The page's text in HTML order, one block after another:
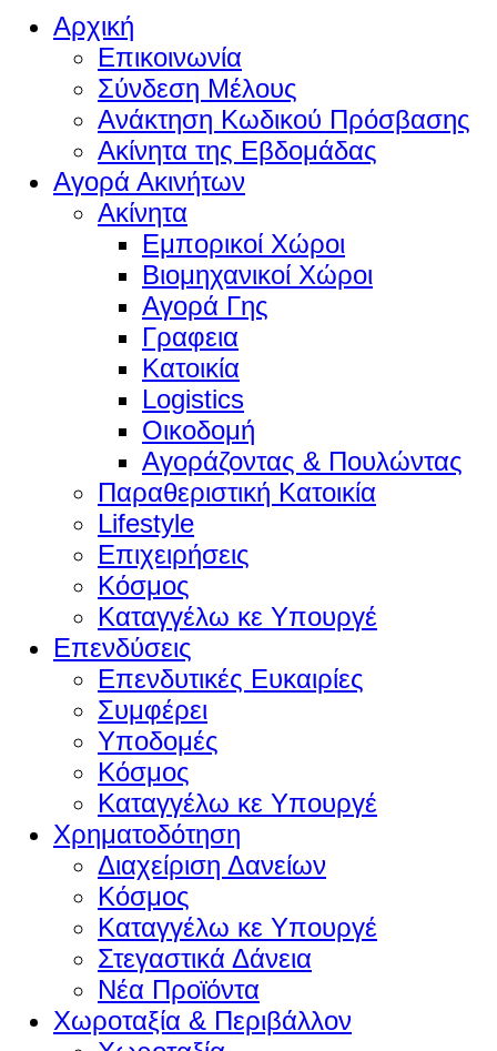
Αρχική
Επικοινωνία
Σύνδεση Μέλους
Ανάκτηση Κωδικού Πρόσβασης
Ακίνητα της Εβδομάδας
Αγορά Ακινήτων
Ακίνητα
Εμπορικοί Χώροι
Βιομηχανικοί Χώροι
Αγορά Γης
Γραφεια
Κατοικία
Logistics
Οικοδομή
Αγοράζοντας & Πουλώντας
Παραθεριστική Κατοικία
Lifestyle
Επιχειρήσεις
Κόσμος
Καταγγέλω κε Υπουργέ
Επενδύσεις
Επενδυτικές Ευκαιρίες
Συμφέρει
Υποδομές
Κόσμος
Καταγγέλω κε Υπουργέ
Χρηματοδότηση
Διαχείριση Δανείων
Κόσμος
Καταγγέλω κε Υπουργέ
Στεγαστικά Δάνεια
Νέα Προϊόντα
Χωροταξία & Περιβάλλον